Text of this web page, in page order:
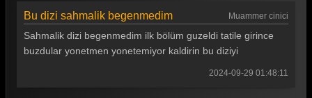
Gönül Dağı 109. Bölüm
Gönül Dağı 108. Bölüm
Bu dizi sahmalik begenmedim Muammer cinici
Sahmalik dizi begenmedim ilk bölüm guzeldi tatile girince
buzdular yonetmen yonetemiyor kaldirin bu diziyi
2024-09-29 01:48:11